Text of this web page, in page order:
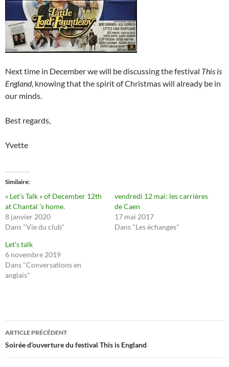
Next time in December we will be discussing the festival This is
England, knowing that the spirit of Christmas will already be in
our minds.
Best regards,
Yvette
Similaire
« Let’s Talk » of December 12th
at Chantal ’s home.
8 janvier 2020
Dans "Vie du club"
vendredi 12 mai: les carrières
de Caen
17 mai 2017
Dans "Les échanges"
Let’s talk
6 novembre 2019
Dans "Conversations en
anglais"
Navigation
des
ARTICLE PRÉCÉDENT
Soirée d’ouverture du festival This is England